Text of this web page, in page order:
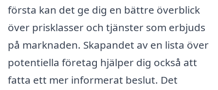
första kan det ge dig en bättre överblick
över prisklasser och tjänster som erbjuds
på marknaden. Skapandet av en lista över
potentiella företag hjälper dig också att
fatta ett mer informerat beslut. Det